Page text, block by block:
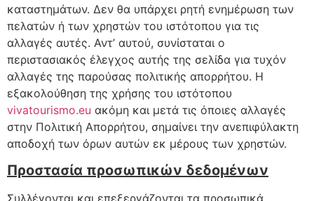
καταστημάτων. Δεν θα υπάρχει ρητή ενημέρωση των
πελατών ή των χρηστών του ιστότοπου για τις
αλλαγές αυτές. Αντ’ αυτού, συνίσταται ο
περιστασιακός έλεγχος αυτής της σελίδα για τυχόν
αλλαγές της παρούσας πολιτικής απορρήτου. Η
εξακολούθηση της χρήσης του ιστότοπου
vivatourismo.eu ακόμη και μετά τις όποιες αλλαγές
στην Πολιτική Απορρήτου, σημαίνει την ανεπιφύλακτη
αποδοχή των όρων αυτών εκ μέρους των χρηστών.
Προστασία προσωπικών δεδομένων